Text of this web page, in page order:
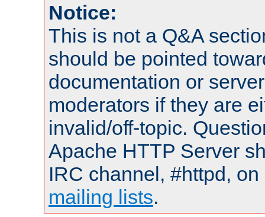
Notice:
This is not a Q&A
should be pointed
documentation or
moderators if they are
invalid/off-topic.
Apache HTTP Server
IRC channel, #httpd,
mailing lists.